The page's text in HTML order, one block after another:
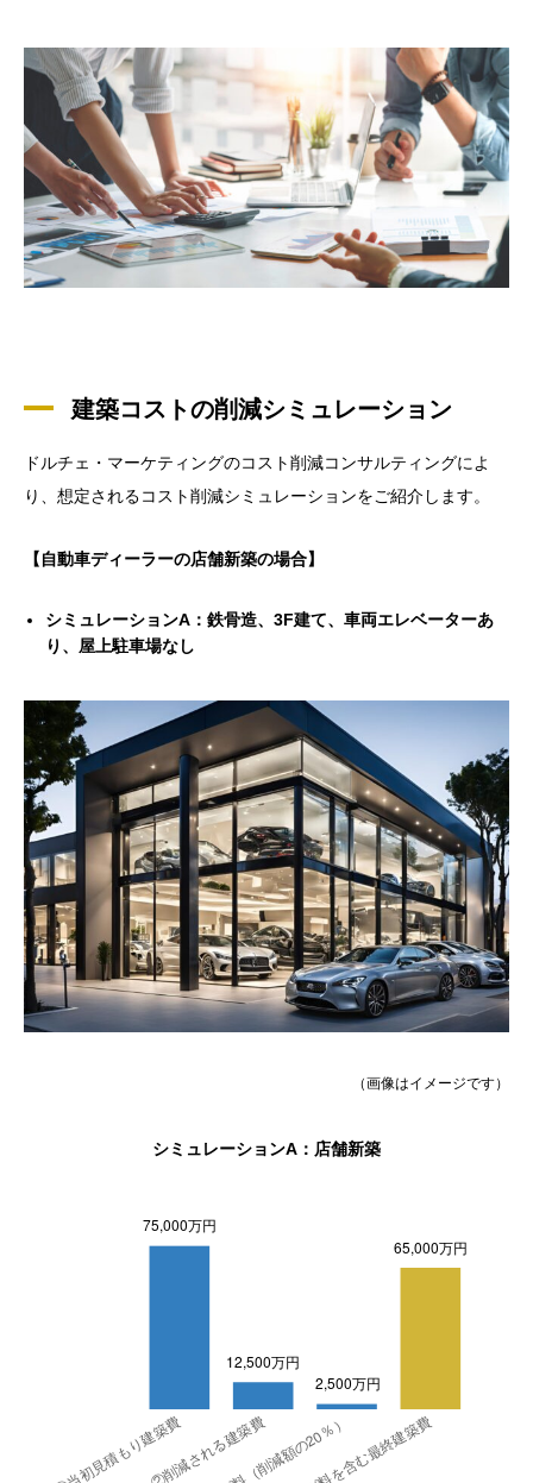
建築コストの削減シミュレーション
ドルチェ・マーケティングのコスト削減コンサルティングによ
り、想定されるコスト削減シミュレーションをご紹介します。
【自動車ディーラーの店舗新築の場合】
シミュレーションA：鉄骨造、3F建て、車両エレベーターあ
り、屋上駐車場なし
（画像はイメージです）
シミュレーションA：店舗新築